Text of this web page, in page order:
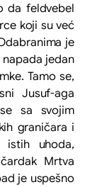
da feldvebel
koji su već
je
jedan
Tamo se,
Jusuf-aga
sa svojim
graničara i
uhoda,
Mrtva
je uspešno